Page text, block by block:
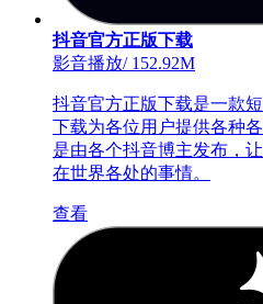
抖音官方正版下载
影音播放/152.92M
抖音官方正版下载是一款
下载为各位用户提供各种
是由各个抖音博主发布，
在世界各处的事情。
查看